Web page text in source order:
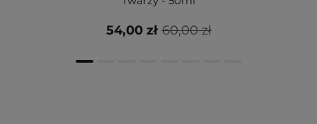
60,00 zł
54,00 zł